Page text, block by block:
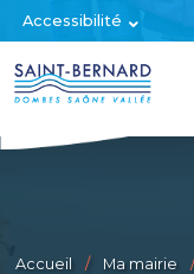
Accessibilité
Accueil Ma mairie